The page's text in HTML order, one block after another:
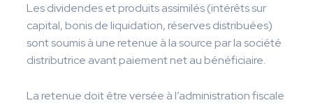
Les dividendes et produits assimilés (intérêts sur
capital, bonis de liquidation, réserves distribuées)
sont soumis à une retenue à la source par la société
distributrice avant paiement net au bénéficiaire.
La retenue doit être versée à l’administration fiscale